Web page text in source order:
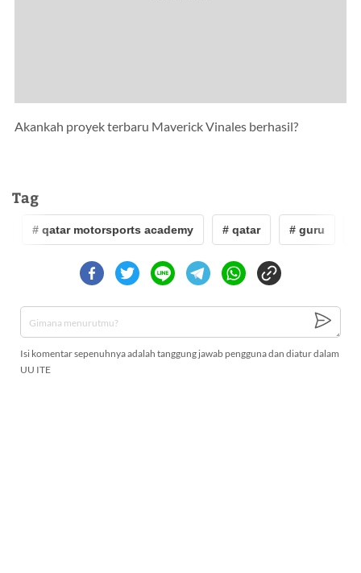
Akankah proyek terbaru Maverick Vinales berhasil?
Tag
# qatar motorsports academy # qatar # guru
Isi komentar sepenuhnya adalah tanggung jawab pengguna dan diatur dalam
UU ITE